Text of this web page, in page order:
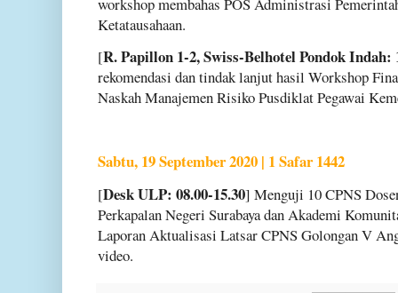
Ketatausahaan.
[R. Papillon 1-2, Swiss-Belhotel Pondok Indah:
rekomendasi dan tindak lanjut hasil Workshop
Naskah Manajemen Risiko Pusdiklat Pegawai
Sabtu, 19 September 2020 | 1 Safar 1442
[Desk ULP: 08.00-15.30] Menguji 10 CPNS
Perkapalan Negeri Surabaya dan Akademi
Laporan Aktualisasi Latsar CPNS Golongan V
video.